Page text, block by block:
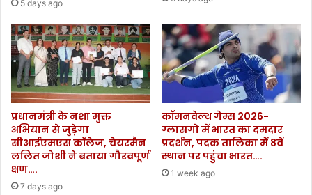
।
ए
कि
से
मि
ले
गा
ला
भ
।
5 days ago
प्रधानमंत्री के नशा मुक्त
अभियान से जुड़ेगा
सीआईएमएस कॉलेज, चेयरमैन
ललित जोशी ने बताया गौरवपूर्ण
क्षण….
7 days ago
कॉमनवेल्थ गेम्स 2026-
ग्लासगो में भारत का दमदार
प्रदर्शन, पदक तालिका में 8वें
स्थान पर पहुंचा भारत….
1 week ago